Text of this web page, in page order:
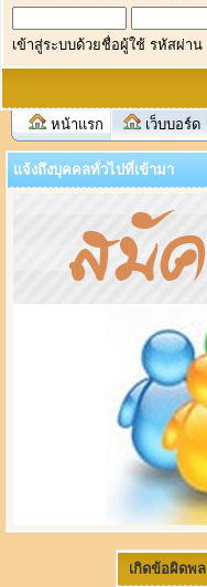
เข้าสู่ระบบด้วยชื่อผู้ใช้ รหัสผ่าน
หน้าแรก เว็บบอร์ด
แจ้งถึงบุคคลทั่วไปที่เข้ามา
เกิดข้อผิดพ